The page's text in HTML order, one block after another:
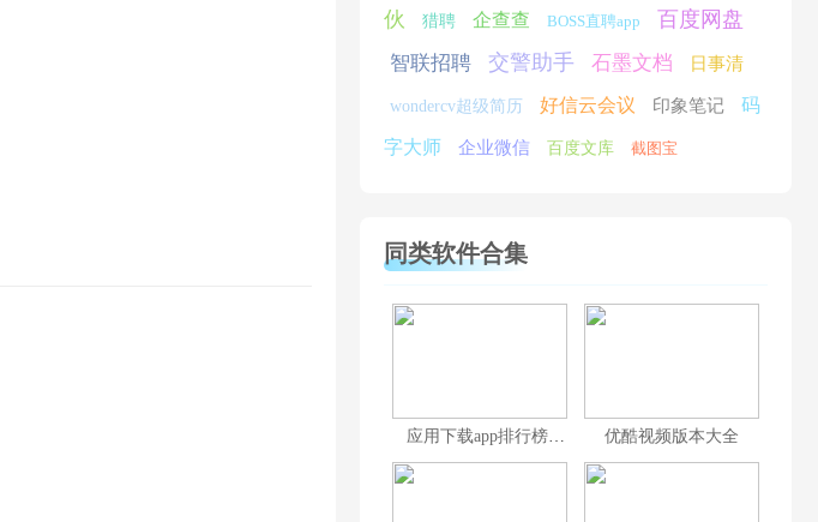
伙
猎聘 企查查 BOSS直聘app 百度网盘
智联招聘 交警助手 石墨文档 日事清
wondercv超级简历 好信云会议 印象笔记 码
字大师 企业微信 百度文库 截图宝
同类软件合集
应用下载app排行榜前十名 优酷视频版本大全